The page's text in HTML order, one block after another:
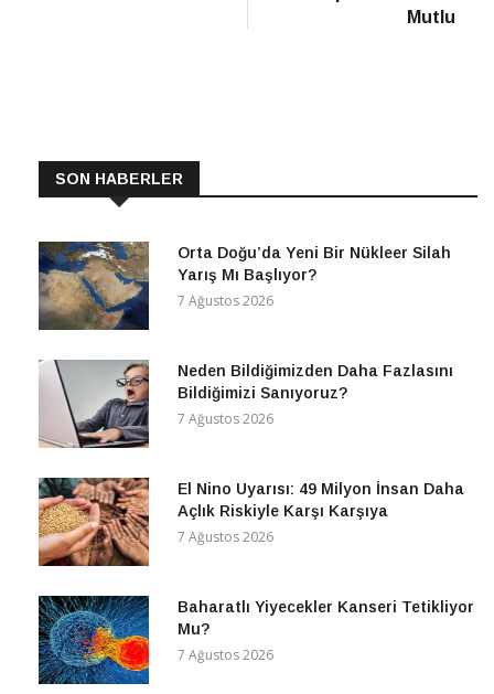
Mutlu
SON HABERLER
Orta Doğu’da Yeni Bir Nükleer Silah
Yarış Mı Başlıyor?
7 Ağustos 2026
Neden Bildiğimizden Daha Fazlasını
Bildiğimizi Sanıyoruz?
7 Ağustos 2026
El Nino Uyarısı: 49 Milyon İnsan Daha
Açlık Riskiyle Karşı Karşıya
7 Ağustos 2026
Baharatlı Yiyecekler Kanseri Tetikliyor
Mu?
7 Ağustos 2026